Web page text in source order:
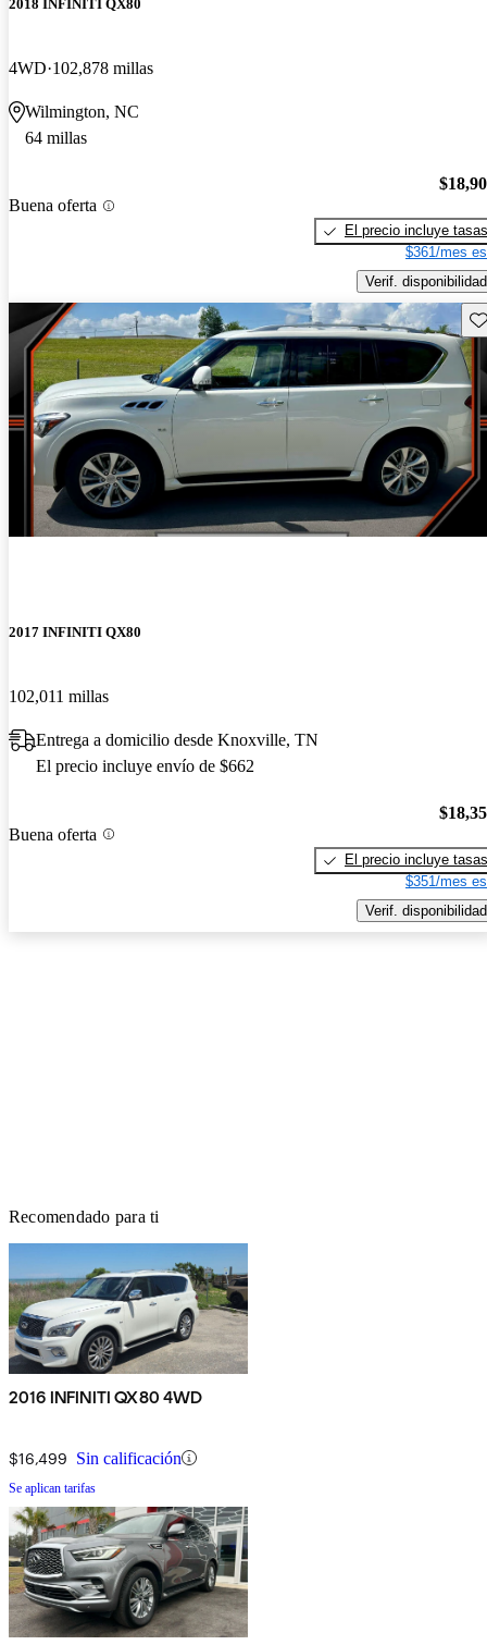
2018 INFINITI QX80
4WD 102,878 millas
Wilmington, NC
64 millas
Buena oferta
El precio incluye tasas
$361/mes
Verif. disponibilidad
2017 INFINITI QX80
102,011 millas
Entrega a domicilio desde Knoxville, TN
El precio incluye envío de $662
Buena oferta
El precio incluye tasas
$351/mes
Verif. disponibilidad
Recomendado para ti
2016 INFINITI QX80 4WD
$16,499 Sin calificación
Se aplican tarifas